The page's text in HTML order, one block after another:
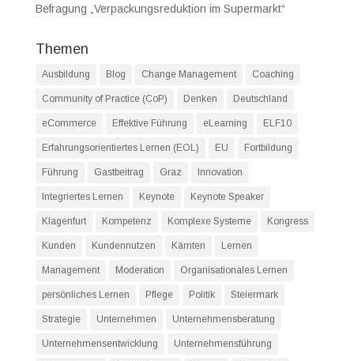
Befragung „Verpackungsreduktion im Supermarkt“
Themen
Ausbildung Blog Change Management Coaching
Community of Practice (CoP) Denken Deutschland
eCommerce Effektive Führung eLearning ELF10
Erfahrungsorientiertes Lernen (EOL) EU Fortbildung
Führung Gastbeitrag Graz Innovation
Integriertes Lernen Keynote Keynote Speaker
Klagenfurt Kompetenz Komplexe Systeme Kongress
Kunden Kundennutzen Kärnten Lernen
Management Moderation Organisationales Lernen
persönliches Lernen Pflege Politik Steiermark
Strategie Unternehmen Unternehmensberatung
Unternehmensentwicklung Unternehmensführung